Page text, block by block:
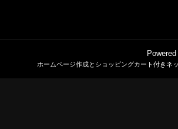
ホームページ作成とショッピングカート付きネ